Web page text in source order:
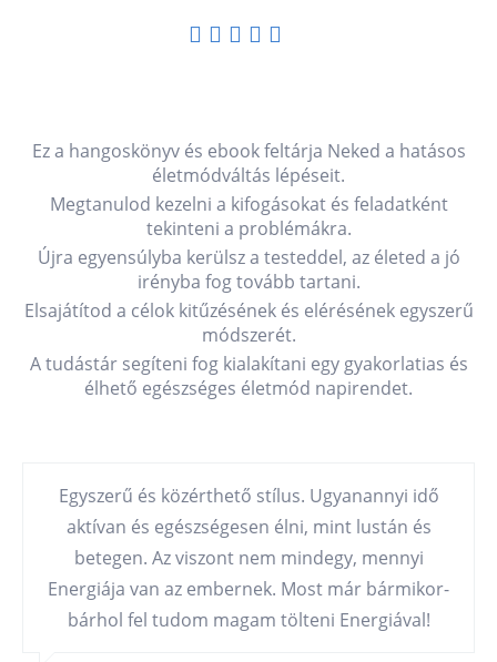
Ez a hangoskönyv és ebook feltárja Neked a hatásos
életmódváltás lépéseit.
Megtanulod kezelni a kifogásokat és feladatként
tekinteni a problémákra.
Újra egyensúlyba kerülsz a testeddel, az életed a jó
irényba fog tovább tartani.
Elsajátítod a célok kitűzésének és elérésének egyszerű
módszerét.
Atudástár segíteni fog kialakítani egy gyakorlatias és
élhető egészséges életmód napirendet.
Egyszerű és közérthető stílus. Ugyanannyi idő
aktívan és egészségesen élni, mint lustán és
betegen. Az viszont nem mindegy, mennyi
Energiája van az embernek. Most már bármikor-
bárhol fel tudom magam tölteni Energiával!